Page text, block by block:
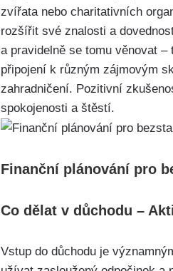
zvířata nebo charitativních
rozšířit své znalosti a
a pravidelně se tomu věnovat
připojení k různým zájmovým
zahradničení. Pozitivní
spokojenosti a štěstí.
Finanční plánování pro
Co dělat v důchodu –
Vstup do důchodu je